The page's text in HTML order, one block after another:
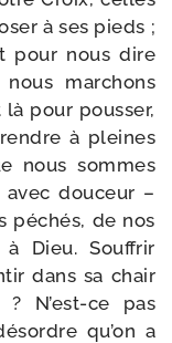
à ses pieds ;
pour nous dire
nous mar­chons
pour pous­ser,
à pleines
nous sommes
dou­ceur –
péchés, de nos
Dieu. Souffrir
dans sa chair
N’est-ce pas
qu’on a